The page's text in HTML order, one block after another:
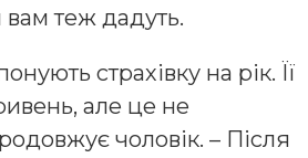
вам теж дадуть.
страхівку на рік. Її
але це не
чоловік. – Після